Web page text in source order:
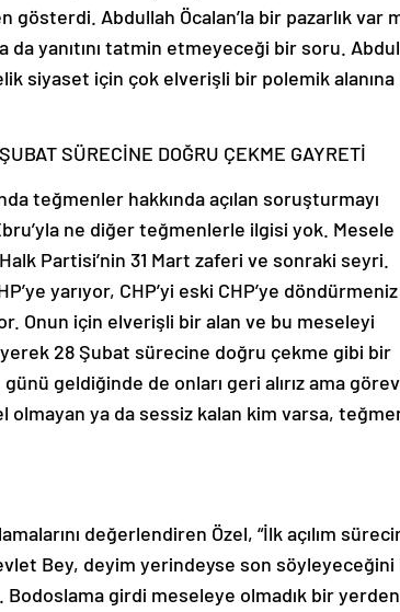
Abdullah Öcalan’la bir pazarlık var
da yanıtını tatmin etmeyeceği bir soru.
siyaset için çok elverişli bir polemik alanına
SÜRECİNE DOĞRU ÇEKME GAYRETİ
teğmenler hakkında açılan soruşturmayı
ne diğer teğmenlerle ilgisi yok. Mesele
Partisi’nin 31 Mart zaferi ve sonraki seyri.
yarıyor, CHP’yi eski CHP’ye döndürmeniz
Onun için elverişli bir alan ve bu meseleyi
28 Şubat sürecine doğru çekme gibi bir
geldiğinde de onları geri alırız ama
ya da sessiz kalan kim varsa,
değerlendiren Özel, “İlk açılım
Bey, deyim yerindeyse son söyleyeceğini
girdi meseleye olmadık bir yerden